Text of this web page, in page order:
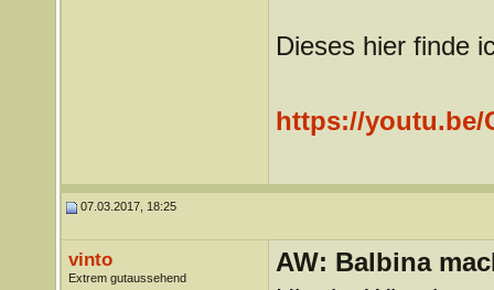
Dieses hier finde
https://youtu.be/
07.03.2017, 18:25
vinto
Extrem gutaussehend
AW: Balbina